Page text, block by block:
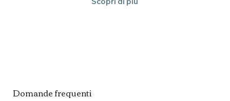
Domande frequenti